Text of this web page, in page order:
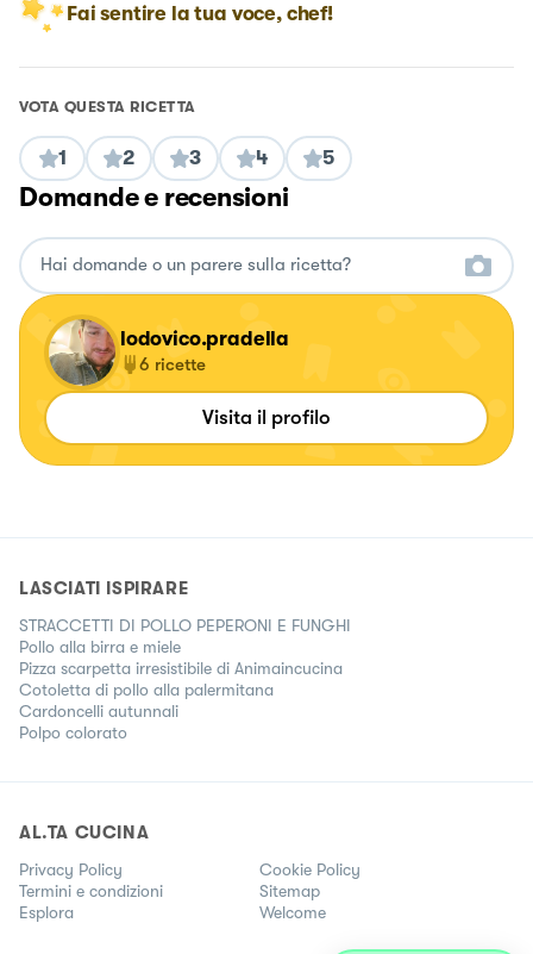
Fai sentire la tua voce, chef!
VOTA QUESTA RICETTA
1 2 3 4 5
Domande e recensioni
lodovico.pradella
6 ricette
Visita il profilo
LASCIATI ISPIRARE
STRACCETTI DI POLLO PEPERONI E FUNGHI
Pollo alla birra e miele
Pizza scarpetta irresistibile di Animaincucina
Cotoletta di pollo alla palermitana
Cardoncelli autunnali
Polpo colorato
AL.TA CUCINA
Privacy Policy
Cookie Policy
Termini e condizioni
Sitemap
Esplora
Welcome